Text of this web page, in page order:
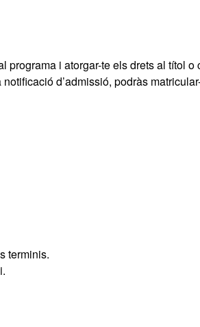
programa i atorgar-te els drets al títol o
d’admissió, podràs
terminis.